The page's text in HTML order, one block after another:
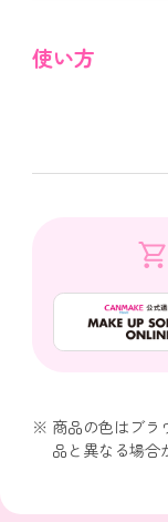
使い方
商品の色はブラ
品と異なる場合